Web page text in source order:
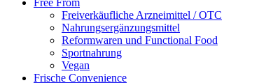
Freiverkäufliche Arzneimittel / OTC
Nahrungsergänzungsmittel
Reformwaren und Functional Food
Sportnahrung
Vegan
Frische Convenience